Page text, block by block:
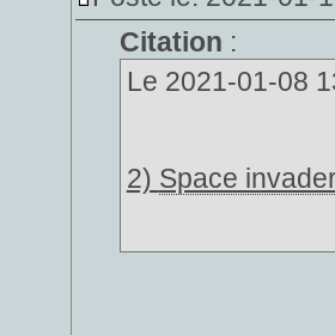
Citation :
Le 2021-01-08
2) Space